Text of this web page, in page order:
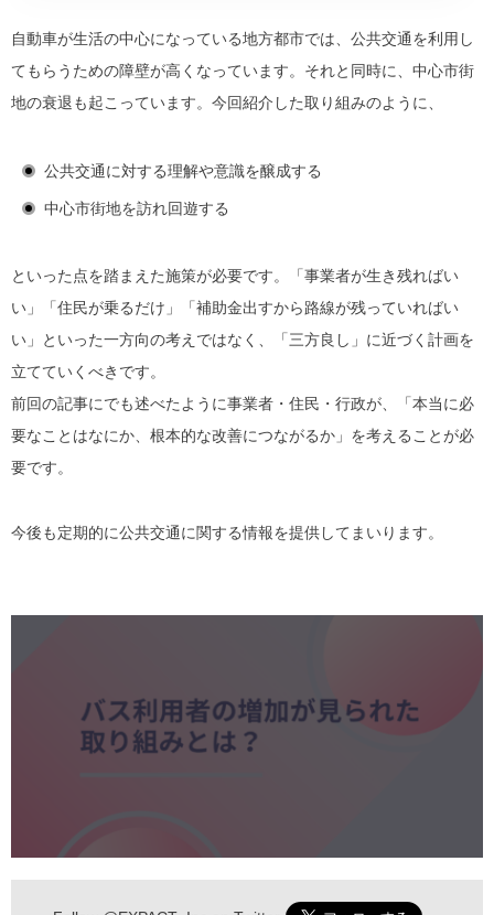
自動車が生活の中心になっている地方都市では、公共交通を利用し
てもらうための障壁が高くなっています。それと同時に、中心市街
地の衰退も起こっています。今回紹介した取り組みのように、
公共交通に対する理解や意識を醸成する
中心市街地を訪れ回遊する
といった点を踏まえた施策が必要です。「事業者が生き残ればい
い」「住民が乗るだけ」「補助金出すから路線が残っていればい
い」といった一方向の考えではなく、「三方良し」に近づく計画を
立てていくべきです。
前回の記事にでも述べたように事業者・住民・行政が、「本当に必
要なことはなにか、根本的な改善につながるか」を考えることが必
要です。
今後も定期的に公共交通に関する情報を提供してまいります。